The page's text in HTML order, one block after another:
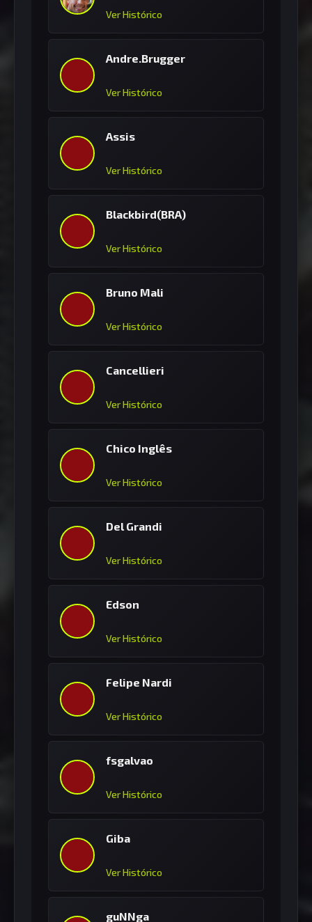
Ver Histórico
Andre.Brugger
Ver Histórico
Assis
Ver Histórico
Blackbird(BRA)
Ver Histórico
Bruno Mali
Ver Histórico
Cancellieri
Ver Histórico
Chico Inglês
Ver Histórico
Del Grandi
Ver Histórico
Edson
Ver Histórico
Felipe Nardi
Ver Histórico
fsgalvao
Ver Histórico
Giba
Ver Histórico
guNNga